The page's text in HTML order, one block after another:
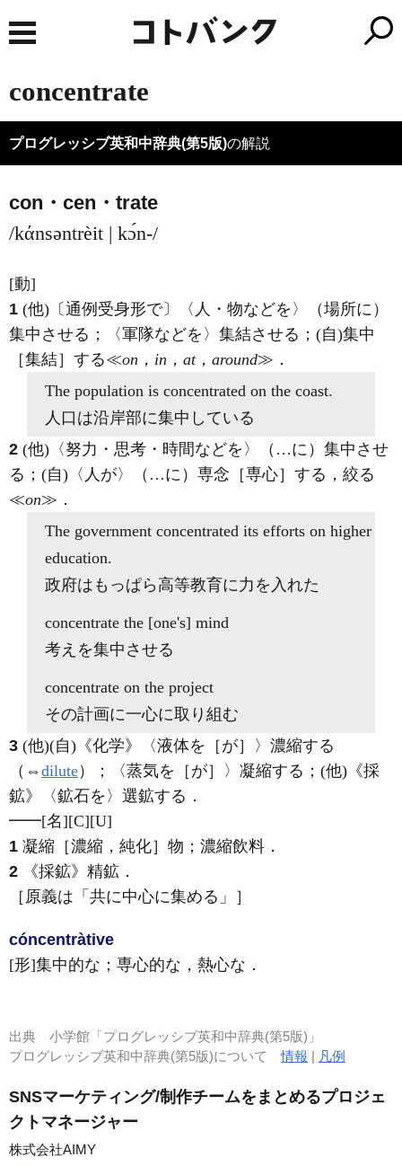
concentrate
プログレッシブ英和中辞典(第5版)の解説
con・cen・trate
/kάnsəntrèit | kɔ́n-/
[動]
1 (他) 〔通例受身形で〕〈人・物などを〉（場所に）
集中させる；〈軍隊などを〉集結させる； (自)集中
［集結］する≪on ， in ， at， around≫ ．
The population is concentrated on the coast.
人口は沿岸部に集中している
2 (他) 〈努力・思考・時間などを〉（…に）集中させ
る； (自) 〈人が〉（…に）専念［専心］する，絞る
≪on≫ ．
The government concentrated its efforts on higher
education.
政府はもっぱら高等教育に力を入れた
concentrate the [one's] mind
考えを集中させる
concentrate on the project
その計画に一心に取り組む
3 (他)(自) 《化学》
〈液体を［が］〉濃縮する
（⇔dilute）；〈蒸気を［が］〉凝縮する； (他) 《採
鉱》
〈鉱石を〉選鉱する ．
━━[名][C][U]
1 凝縮［濃縮，純化］物；濃縮飲料 ．
2
《採鉱》 精鉱 ．
［原義は「共に中心に集める」］
cóncentràtive
[形]集中的な；専心的な，熱心な ．
出典 小学館「プログレッシブ英和中辞典(第5版)」
プログレッシブ英和中辞典(第5版)について情報 | 凡例
SNSマーケティング/制作チームをまとめるプロジェ
クトマネージャー
株式会社AIMY